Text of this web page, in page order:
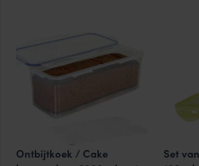
Ontbijtkoek / Cake
Set